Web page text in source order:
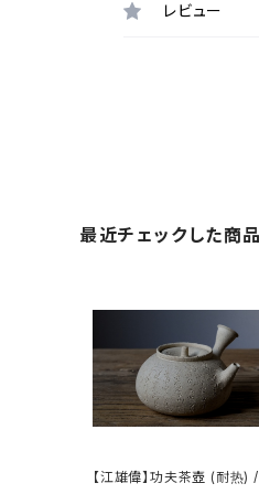
レビュー
最近チェックした商品
【江雄偉】功夫茶壺 (耐热) /